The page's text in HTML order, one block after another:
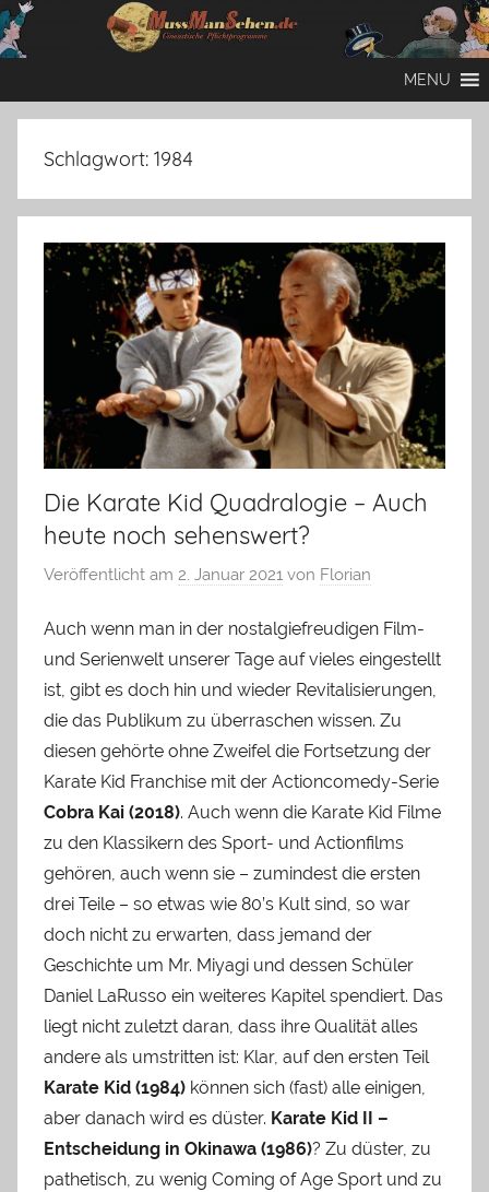
Zum
Inhalt
MENU
Schlagwort: 1984
Die Karate Kid Quadralogie – Auch
heute noch sehenswert?
Veröffentlicht am 2. Januar 2021 von Florian
Auch wenn man in der nostalgiefreudigen Film-
und Serienwelt unserer Tage auf vieles eingestellt
ist, gibt es doch hin und wieder Revitalisierungen,
die das Publikum zu überraschen wissen. Zu
diesen gehörte ohne Zweifel die Fortsetzung der
Karate Kid Franchise mit der Actioncomedy-Serie
Cobra Kai (2018). Auch wenn die Karate Kid Filme
zu den Klassikern des Sport- und Actionfilms
gehören, auch wenn sie – zumindest die ersten
drei Teile – so etwas wie 80’s Kult sind, so war
doch nicht zu erwarten, dass jemand der
Geschichte um Mr. Miyagi und dessen Schüler
Daniel LaRusso ein weiteres Kapitel spendiert. Das
liegt nicht zuletzt daran, dass ihre Qualität alles
andere als umstritten ist: Klar, auf den ersten Teil
Karate Kid (1984) können sich (fast) alle einigen,
aber danach wird es düster. Karate Kid II –
Entscheidung in Okinawa (1986)? Zu düster, zu
pathetisch, zu wenig Coming of Age Sport und zu